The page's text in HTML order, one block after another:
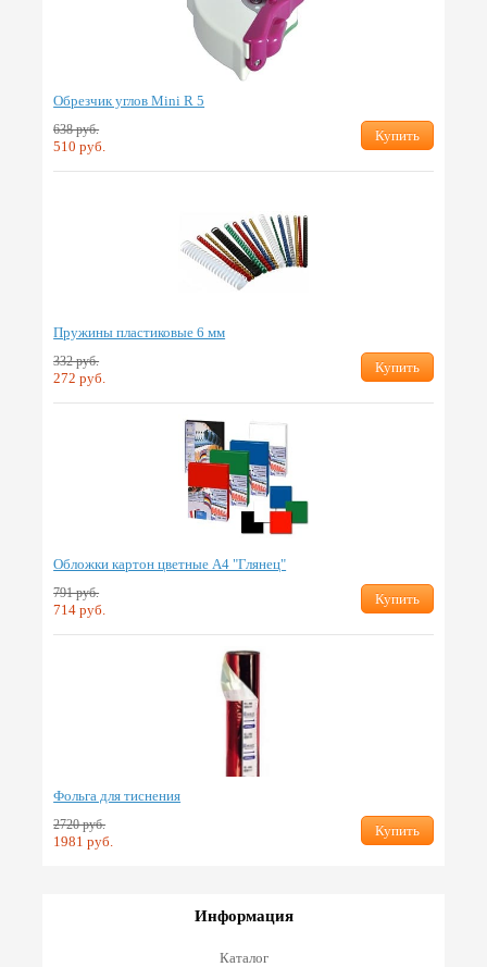
Обрезчик углов Mini R 5
638 руб.
510 руб.
Купить
Пружины пластиковые 6 мм
332 руб.
272 руб.
Купить
Обложки картон цветные А4 "Глянец"
791 руб.
714 руб.
Купить
Фольга для тиснения
2720 руб.
1981 руб.
Купить
Информация
Каталог